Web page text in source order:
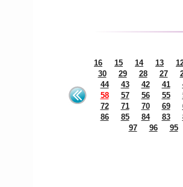
13
14
15
16
27
28
29
30
41
42
43
44
55
56
57
58
69
70
71
72
83
84
85
86
95
96
97